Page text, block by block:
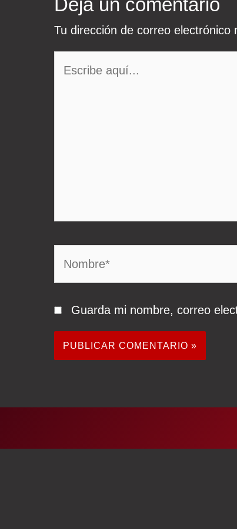
Tu dirección de correo electrónico
aquí...
Guarda mi nombre, correo